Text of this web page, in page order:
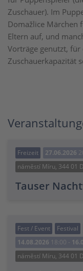
Zuschauer). Im
Domažlice Märchen
Eltern auf, und
Vorträge genutzt,
Zuschauerkapazität
Freizeit 27.06.2026
náměstí Míru, 344 01
Tauser
Fest / Event Festival
14.08.2026 18:00 -
náměstí Míru, 344 01